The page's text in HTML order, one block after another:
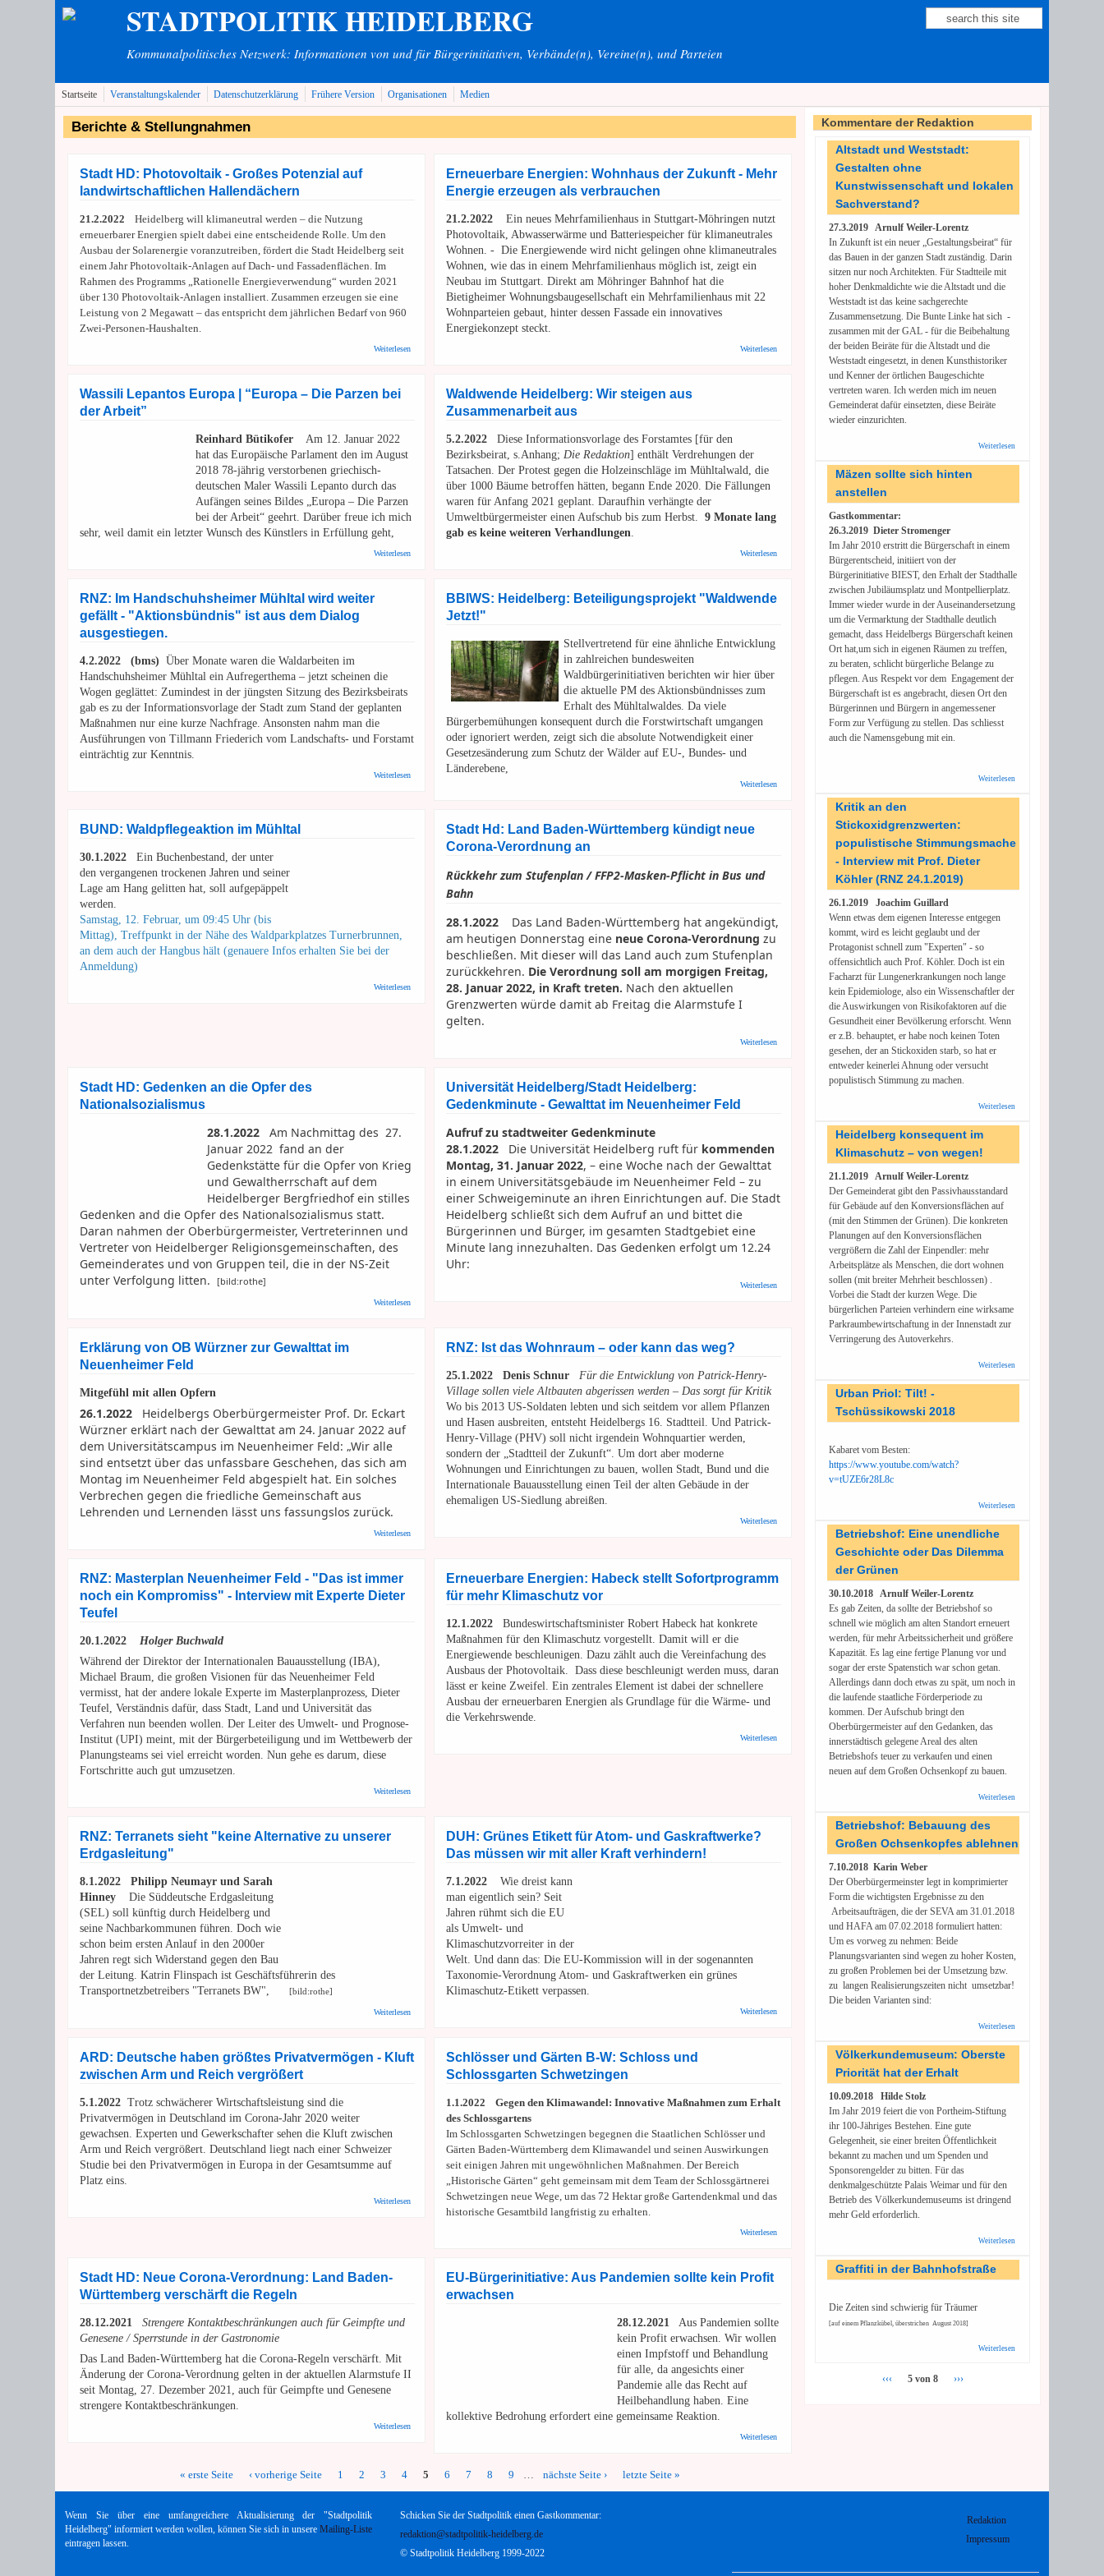
Direkt zum Inhalt STADTPOLITIK HEIDELBERG
Kommunalpolitisches Netzwerk: Informationen von und für Bürgerinitiativen, Verbände(n), Vereine(n), und Parteien
Suchformular
Suche
Startseite Veranstaltungskalender Datenschutzerklärung Frühere Version Organisationen Medien
Berichte & Stellungnahmen
Stadt HD: Photovoltaik - Großes Potenzial auf
landwirtschaftlichen Hallendächern
21.2.2022 Heidelberg will klimaneutral werden – die Nutzung
erneuerbarer Energien spielt dabei eine entscheidende Rolle. Um den
Ausbau der Solarenergie voranzutreiben, fördert die Stadt Heidelberg seit
einem Jahr Photovoltaik-Anlagen auf Dach- und Fassadenflächen. Im
Rahmen des Programms „Rationelle Energieverwendung“ wurden 2021
über 130 Photovoltaik-Anlagen installiert. Zusammen erzeugen sie eine
Leistung von 2 Megawatt – das entspricht dem jährlichen Bedarf von 960
Zwei-Personen-Haushalten.
Weiterlesen
Erneuerbare Energien: Wohnhaus der Zukunft - Mehr
Energie erzeugen als verbrauchen
21.2.2022 Ein neues Mehrfamilienhaus in Stuttgart-Möhringen nutzt
Photovoltaik, Abwasserwärme und Batteriespeicher für klimaneutrales
Wohnen. - Die Energiewende wird nicht gelingen ohne klimaneutrales
Wohnen, wie das in einem Mehrfamilienhaus möglich ist, zeigt ein
Neubau im Stuttgart. Direkt am Möhringer Bahnhof hat die
Bietigheimer Wohnungsbaugesellschaft ein Mehrfamilienhaus mit 22
Wohnparteien gebaut, hinter dessen Fassade ein innovatives
Energiekonzept steckt.
Weiterlesen über Erneuerbare Energien: Wohnhaus der Zukunft - Mehr Energie erzeugen als
Wassili Lepantos Europa | “Europa – Die Parzen bei
der Arbeit”
Reinhard Bütikofer
Am 12. Januar 2022
hat das Europäische Parlament den im August
2018 78-jährig verstorbenen griechisch-
deutschen Maler Wassili Lepanto durch das
Aufängen seines Bildes „Europa – Die Parzen
bei der Arbeit“ geehrt. Darüber freue ich mich
sehr, weil damit ein letzter Wunsch des Künstlers in Erfüllung geht,
Weiterlesen
Waldwende Heidelberg: Wir steigen aus
Zusammenarbeit aus
5.2.2022
Diese Informationsvorlage des Forstamtes [für den
Bezirksbeirat, s.Anhang;Die Redaktion] enthält Verdrehungen der
Tatsachen. Der Protest gegen die Holzeinschläge im Mühltalwald, die
über 1000 Bäume betroffen hätten, begann Ende 2020. Die Fällungen
waren für Anfang 2021 geplant. Daraufhin verhängte der
Umweltbürgermeister einen Aufschub bis zum Herbst.9 Monate lang
gab es keine weiteren Verhandlungen.
Weiterlesen über Waldwende Heidelberg: Wir steigen aus Zusammenarbeit aus
RNZ: Im Handschuhsheimer Mühltal wird weiter
gefällt - "Aktionsbündnis" ist aus dem Dialog
ausgestiegen.
4.2.2022 (bms) Über Monate waren die Waldarbeiten im
Handschuhsheimer Mühltal ein Aufregerthema – jetzt scheinen die
Wogen geglättet: Zumindest in der jüngsten Sitzung des Bezirksbeirats
gab es zu der Informationsvorlage der Stadt zum Stand der geplanten
Maßnahmen nur eine kurze Nachfrage. Ansonsten nahm man die
Ausführungen von Tillmann Friederich vom Landschafts- und Forstamt
einträchtig zur Kenntnis.
Weiterlesen über RNZ: Im Handschuhsheimer Mühltal wird weiter gefällt - "Aktionsbündnis" ist aus dem Dialog ausgestiegen.
BBIWS: Heidelberg: Beteiligungsprojekt "Waldwende
Jetzt!"
Stellvertretend für eine ähnliche Entwicklung
in zahlreichen bundesweiten
Waldbürgerinitiativen berichten wir hier über
die aktuelle PM des Aktionsbündnisses zum
Erhalt des Mühltalwaldes. Da viele
Bürgerbemühungen konsequent durch die Forstwirtschaft umgangen
oder ignoriert werden, zeigt sich die absolute Notwendigkeit einer
Gesetzesänderung zum Schutz der Wälder auf EU-, Bundes- und
Länderebene,
Weiterlesen über BBIWS: Heidelberg: Beteiligungsprojekt "Waldwende Jetzt!"
BUND: Waldpflegeaktion im Mühltal
30.1.2022Ein Buchenbestand, der unter
den vergangenen trockenen Jahren und seiner
Lage am Hang gelitten hat, soll aufgepäppelt
werden.
Samstag, 12. Februar, um 09:45 Uhr (bis
Mittag), Treffpunkt in der Nähe des Waldparkplatzes Turnerbrunnen,
an dem auch der Hangbus hält (genauere Infos erhalten Sie bei der
Anmeldung)
Weiterlesen über BUND: Waldpflegeaktion im Mühltal
Stadt Hd: Land Baden-Württemberg kündigt neue
Corona-Verordnung an
Rückkehr zum Stufenplan / FFP2-Masken-Pflicht in Bus und
Bahn
28.1.2022
Das Land Baden-Württemberg hat angekündigt,
am heutigen Donnerstag eine neue Corona-Verordnung zu
beschließen. Mit dieser will das Land auch zum Stufenplan
zurückkehren. Die Verordnung soll am morgigen Freitag,
28. Januar 2022, in Kraft treten. Nach den aktuellen
Grenzwerten würde damit ab Freitag die Alarmstufe I
gelten.
Weiterlesen über Stadt Hd: Land Baden-Württemberg kündigt neue Corona-Verordnung an
Stadt HD: Gedenken an die Opfer des
Nationalsozialismus
28.1.2022 Am Nachmittag des 27.
Januar 2022 fand an der
Gedenkstätte für die Opfer von Krieg
und Gewaltherrschaft auf dem
Heidelberger Bergfriedhof ein stilles
Gedenken and die Opfer des Nationalsozialismus statt.
Daran nahmen der Oberbürgermeister, Vertreterinnen und
Vertreter von Heidelberger Religionsgemeinschaften, des
Gemeinderates und von Gruppen teil, die in der NS-Zeit
unter Verfolgung litten.[bild:rothe]
Weiterlesen
Universität Heidelberg/Stadt Heidelberg:
Gedenkminute - Gewalttat im Neuenheimer Feld
Aufruf zu stadtweiter Gedenkminute
28.1.2022 Die Universität Heidelberg ruft für kommenden
Montag, 31. Januar 2022, – eine Woche nach der Gewalttat
in einem Universitätsgebäude im Neuenheimer Feld – zu
einer Schweigeminute an ihren Einrichtungen auf. Die Stadt
Heidelberg schließt sich dem Aufruf an und bittet die
Bürgerinnen und Bürger, im gesamten Stadtgebiet eine
Minute lang innezuhalten. Das Gedenken erfolgt um 12.24
Uhr:
Weiterlesen über Universität Heidelberg/Stadt Heidelberg: Gedenkminute - Gewalttat im
Neuenheimer Feld
Erklärung von OB Würzner zur Gewalttat im
Neuenheimer Feld
Mitgefühl mit allen Opfern
26.1.2022 Heidelbergs Oberbürgermeister Prof. Dr. Eckart
Würzner erklärt nach der Gewalttat am 24. Januar 2022 auf
dem Universitätscampus im Neuenheimer Feld: „Wir alle
sind entsetzt über das unfassbare Geschehen, das sich am
Montag im Neuenheimer Feld abgespielt hat. Ein solches
Verbrechen gegen die friedliche Gemeinschaft aus
Lehrenden und Lernenden lässt uns fassungslos zurück.
Weiterlesen
RNZ: Ist das Wohnraum – oder kann das weg?
25.1.2022 Denis Schnur
Für die Entwicklung von Patrick-Henry-
Village sollen viele Altbauten abgerissen werden – Das sorgt für Kritik
Wo bis 2013 US-Soldaten lebten und sich seitdem vor allem Pflanzen
und Hasen ausbreiten, entsteht Heidelbergs 16. Stadtteil. Und Patrick-
Henry-Village (PHV) soll nicht irgendein Wohnquartier werden,
sondern der „Stadtteil der Zukunft“. Um dort aber moderne
Wohnungen und Einrichtungen zu bauen, wollen Stadt, Bund und die
Internationale Bauausstellung einen Teil der alten Gebäude in der
ehemaligen US-Siedlung abreißen.
Weiterlesen
RNZ: Masterplan Neuenheimer Feld - "Das ist immer
noch ein Kompromiss" - Interview mit Experte Dieter
Teufel
20.1.2022
Holger Buchwald
Während der Direktor der Internationalen Bauausstellung (IBA),
Michael Braum, die großen Visionen für das Neuenheimer Feld
vermisst, hat der andere lokale Experte im Masterplanprozess, Dieter
Teufel, Verständnis dafür, dass Stadt, Land und Universität das
Verfahren nun beenden wollen. Der Leiter des Umwelt- und Prognose-
Institut (UPI) meint, mit der Bürgerbeteiligung und im Wettbewerb der
Planungsteams sei viel erreicht worden. Nun gehe es darum, diese
Fortschritte auch gut umzusetzen.
Weiterlesen
Erneuerbare Energien: Habeck stellt Sofortprogramm
für mehr Klimaschutz vor
12.1.2022 Bundeswirtschaftsminister Robert Habeck hat konkrete
Maßnahmen für den Klimaschutz vorgestellt. Damit will er die
Energiewende beschleunigen. Dazu zählt auch die Vereinfachung des
Ausbaus der Photovoltaik. Dass diese beschleunigt werden muss, daran
lässt er keine Zweifel. Ein zentrales Element ist dabei der schnellere
Ausbau der erneuerbaren Energien als Grundlage für die Wärme- und
die Verkehrswende.
Weiterlesen über Erneuerbare Energien: Habeck stellt Sofortprogramm für mehr
Klimaschutz vor
RNZ: Terranets sieht "keine Alternative zu unserer
Erdgasleitung"
8.1.2022 Philipp Neumayr und Sarah
Hinney
Die Süddeutsche Erdgasleitung
(SEL) soll künftig durch Heidelberg und
seine Nachbarkommunen führen. Doch wie
schon beim ersten Anlauf in den 2000er
Jahren regt sich Widerstand gegen den Bau
der Leitung. Katrin Flinspach ist Geschäftsführerin des
Transportnetzbetreibers "Terranets BW",[bild:rothe]
Weiterlesen
DUH: Grünes Etikett für Atom- und Gaskraftwerke?
Das müssen wir mit aller Kraft verhindern!
7.1.2022
Wie dreist kann
man eigentlich sein? Seit
Jahren rühmt sich die EU
als Umwelt- und
Klimaschutzvorreiter in der
Welt. Und dann das: Die EU-Kommission will in der sogenannten
Taxonomie-Verordnung Atom- und Gaskraftwerken ein grünes
Klimaschutz-Etikett verpassen.
Weiterlesen
ARD: Deutsche haben größtes Privatvermögen - Kluft
zwischen Arm und Reich vergrößert
5.1.2022 Trotz schwächerer Wirtschaftsleistung sind die
Privatvermögen in Deutschland im Corona-Jahr 2020 weiter
gewachsen. Experten und Gewerkschafter sehen die Kluft zwischen
Arm und Reich vergrößert. Deutschland liegt nach einer Schweizer
Studie bei den Privatvermögen in Europa in der Gesamtsumme auf
Platz eins.
Weiterlesen über ARD: Deutsche haben größtes Privatvermögen - Kluft zwischen Arm und Reich vergrößert
Schlösser und Gärten B-W: Schloss und
Schlossgarten Schwetzingen
1.1.2022 Gegen den Klimawandel: Innovative Maßnahmen zum Erhalt
des Schlossgartens
Im Schlossgarten Schwetzingen begegnen die Staatlichen Schlösser und
Gärten Baden-Württemberg dem Klimawandel und seinen Auswirkungen
seit einigen Jahren mit ungewöhnlichen Maßnahmen. Der Bereich
„Historische Gärten“ geht gemeinsam mit dem Team der Schlossgärtnerei
Schwetzingen neue Wege, um das 72 Hektar große Gartendenkmal und das
historische Gesamtbild langfristig zu erhalten.
Weiterlesen
Stadt HD: Neue Corona-Verordnung: Land Baden-
Württemberg verschärft die Regeln
28.12.2021
Strengere Kontaktbeschränkungen auch für Geimpfte und
Genesene / Sperrstunde in der Gastronomie
Das Land Baden-Württemberg hat die Corona-Regeln verschärft. Mit
Änderung der Corona-Verordnung gelten in der aktuellen Alarmstufe II
seit Montag, 27. Dezember 2021, auch für Geimpfte und Genesene
strengere Kontaktbeschränkungen.
Weiterlesen über Stadt HD: Neue Corona-Verordnung: Land Baden-Württemberg verschärft die Regeln
EU-Bürgerinitiative: Aus Pandemien sollte kein Profit
erwachsen
28.12.2021 Aus Pandemien sollte
kein Profit erwachsen. Wir wollen
einen Impfstoff und Behandlung
für alle, da angesichts einer
Pandemie alle das Recht auf
Heilbehandlung haben. Eine
kollektive Bedrohung erfordert eine gemeinsame Reaktion.
Weiterlesen
« erste Seite ‹ vorherige Seite 1 2 3 4 5 6 7 8 9 … nächste Seite › letzte Seite »
Kommentare der Redaktion
Altstadt und Weststadt:
Gestalten ohne
Kunstwissenschaft und lokalen
Sachverstand?
27.3.2019 Arnulf Weiler-Lorentz
In Zukunft ist ein neuer „Gestaltungsbeirat“ für
das Bauen in der ganzen Stadt zuständig. Darin
sitzen nur noch Architekten. Für Stadtteile mit
hoher Denkmaldichte wie die Altstadt und die
Weststadt ist das keine sachgerechte
Zusammensetzung. Die Bunte Linke hat sich -
zusammen mit der GAL - für die Beibehaltung
der beiden Beiräte für die Altstadt und die
Weststadt eingesetzt, in denen Kunsthistoriker
und Kenner der örtlichen Baugeschichte
vertreten waren. Ich werden mich im neuen
Gemeinderat dafür einsetzten, diese Beiräte
wieder einzurichten.
Weiterlesen
Mäzen sollte sich hinten
anstellen
Gastkommentar:
26.3.2019 Dieter Stromenger
Im Jahr 2010 erstritt die Bürgerschaft in einem
Bürgerentscheid, initiiert von der
Bürgerinitiative BIEST, den Erhalt der Stadthalle
zwischen Jubiläumsplatz und Montpellierplatz.
Immer wieder wurde in der Auseinandersetzung
um die Vermarktung der Stadthalle deutlich
gemacht, dass Heidelbergs Bürgerschaft keinen
Ort hat,um sich in eigenen Räumen zu treffen,
zu beraten, schlicht bürgerliche Belange zu
pflegen. Aus Respekt vor dem Engagement der
Bürgerschaft ist es angebracht, diesen Ort den
Bürgerinnen und Bürgern in angemessener
Form zur Verfügung zu stellen. Das schliesst
auch die Namensgebung mit ein.
Weiterlesen
Kritik an den
Stickoxidgrenzwerten:
populistische Stimmungsmache
- Interview mit Prof. Dieter
Köhler (RNZ 24.1.2019)
26.1.2019 Joachim Guillard
Wenn etwas dem eigenen Interesse entgegen
kommt, wird es leicht geglaubt und der
Protagonist schnell zum "Experten" - so
offensichtlich auch Prof. Köhler. Doch ist ein
Facharzt für Lungenerkrankungen noch lange
kein Epidemiologe, also ein Wissenschaftler der
die Auswirkungen von Risikofaktoren auf die
Gesundheit einer Bevölkerung erforscht. Wenn
er z.B. behauptet, er habe noch keinen Toten
gesehen, der an Stickoxiden starb, so hat er
entweder keinerlei Ahnung oder versucht
populistisch Stimmung zu machen.
Weiterlesen
Heidelberg konsequent im
Klimaschutz – von wegen!
21.1.2019 Arnulf Weiler-Lorentz
Der Gemeinderat gibt den Passivhausstandard
für Gebäude auf den Konversionsflächen auf
(mit den Stimmen der Grünen). Die konkreten
Planungen auf den Konversionsflächen
vergrößern die Zahl der Einpendler: mehr
Arbeitsplätze als Menschen, die dort wohnen
sollen (mit breiter Mehrheit beschlossen) .
Vorbei die Stadt der kurzen Wege. Die
bürgerlichen Parteien verhindern eine wirksame
Parkraumbewirtschaftung in der Innenstadt zur
Verringerung des Autoverkehrs.
Weiterlesen
Urban Priol: Tilt! -
Tschüssikowski 2018
Kabaret vom Besten:
https://www.youtube.com/watch?
v=tUZE6r28L8c
Weiterlesen
Betriebshof: Eine unendliche
Geschichte oder Das Dilemma
der Grünen
30.10.2018 Arnulf Weiler-Lorentz
Es gab Zeiten, da sollte der Betriebshof so
schnell wie möglich am alten Standort erneuert
werden, für mehr Arbeitssicherheit und größere
Kapazität. Es lag eine fertige Planung vor und
sogar der erste Spatenstich war schon getan.
Allerdings dann doch etwas zu spät, um noch in
die laufende staatliche Förderperiode zu
kommen. Der Aufschub bringt den
Oberbürgermeister auf den Gedanken, das
innerstädtisch gelegene Areal des alten
Betriebshofs teuer zu verkaufen und einen
neuen auf dem Großen Ochsenkopf zu bauen.
Weiterlesen
Betriebshof: Bebauung des
Großen Ochsenkopfes ablehnen
7.10.2018 Karin Weber
Der Oberbürgermeinster legt in komprimierter
Form die wichtigsten Ergebnisse zu den
Arbeitsaufträgen, die der SEVA am 31.01.2018
und HAFA am 07.02.2018 formuliert hatten:
Um es vorweg zu nehmen: Beide
Planungsvarianten sind wegen zu hoher Kosten,
zu großen Problemen bei der Umsetzung bzw.
zu langen Realisierungszeiten nicht umsetzbar!
Die beiden Varianten sind:
Weiterlesen
Völkerkundemuseum: Oberste
Priorität hat der Erhalt
10.09.2018 Hilde Stolz
Im Jahr 2019 feiert die von Portheim-Stiftung
ihr 100-Jähriges Bestehen. Eine gute
Gelegenheit, sie einer breiten Öffentlichkeit
bekannt zu machen und um Spenden und
Sponsorengelder zu bitten. Für das
denkmalgeschützte Palais Weimar und für den
Betrieb des Völkerkundemuseums ist dringend
mehr Geld erforderlich.
Weiterlesen
Graffiti in der Bahnhofstraße
Die Zeiten sind schwierig für Träumer
[auf einem Pflanzkübel, überstrichen August 2018]
Weiterlesen
‹‹‹ 5 von 8 ›››
Wenn Sie über eine umfangreichere Aktualisierung der "Stadtpolitik
Heidelberg" informiert werden wollen, können Sie sich in unsereMailing-Liste
eintragen lassen.
Schicken Sie der Stadtpolitik einen Gastkommentar:
redaktion@stadtpolitik-heidelberg.de
© Stadtpolitik Heidelberg 1999-2022
Redaktion
Impressum